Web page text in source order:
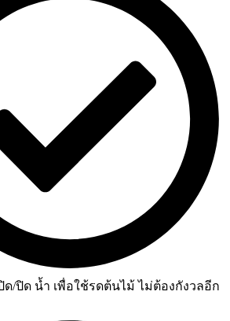
ด/ปิด น้ำ เพื่อใช้รดต้นไม้ ไม่ต้องกังวลอีก